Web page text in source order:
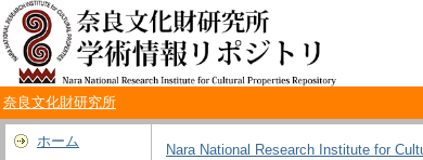
奈良文化財研究所
ホーム
Nara National Research Institute for